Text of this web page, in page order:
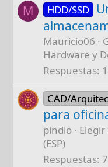
M HDD/SSD
Mauricio06
Hardware y
Respuestas 1
CAD/
para
pindio
(ESP)
Respuestas 7